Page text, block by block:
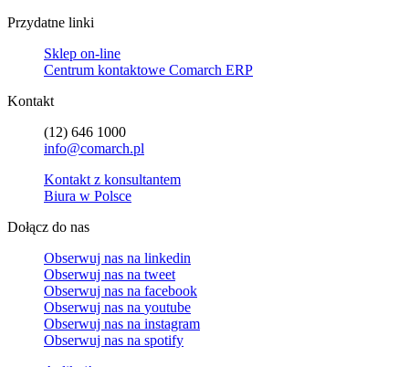
Przydatne linki
Sklep on-line
Centrum kontaktowe Comarch ERP
Kontakt
(12) 646 1000
info@comarch.pl
Kontakt z konsultantem
Biura w Polsce
Dołącz do nas
Obserwuj nas na linkedin
Obserwuj nas na tweet
Obserwuj nas na facebook
Obserwuj nas na youtube
Obserwuj nas na instagram
Obserwuj nas na spotify